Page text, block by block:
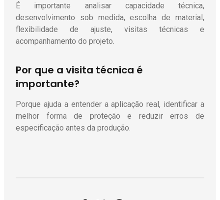
É importante analisar capacidade técnica,
desenvolvimento sob medida, escolha de material,
flexibilidade de ajuste, visitas técnicas e
acompanhamento do projeto.
Por que a visita técnica é
importante?
Porque ajuda a entender a aplicação real, identificar a
melhor forma de proteção e reduzir erros de
especificação antes da produção.